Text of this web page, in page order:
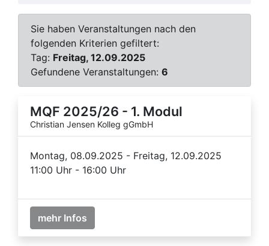
Sie haben Veranstaltungen nach den
folgenden Kriterien gefiltert:
Tag: Freitag, 12.09.2025
Gefundene Veranstaltungen: 6
MQF 2025/26 - 1. Modul
Christian Jensen Kolleg gGmbH
Montag, 08.09.2025 - Freitag, 12.09.2025
11:00 Uhr - 16:00 Uhr
mehr Infos